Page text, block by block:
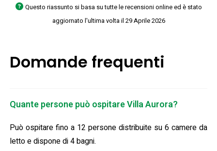
Questo riassunto si basa su tutte le recensioni online ed è stato
aggiornato l'ultima volta il 29 Aprile 2026
Domande frequenti
Quante persone può ospitare Villa Aurora?
Può ospitare fino a 12 persone distribuite su 6 camere da
letto e dispone di 4 bagni.